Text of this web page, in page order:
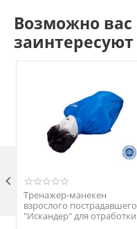
Возможно вас
заинтересуют
Тренажер-манекен
взрослого пострадавшего
"Искандер" для отработки
